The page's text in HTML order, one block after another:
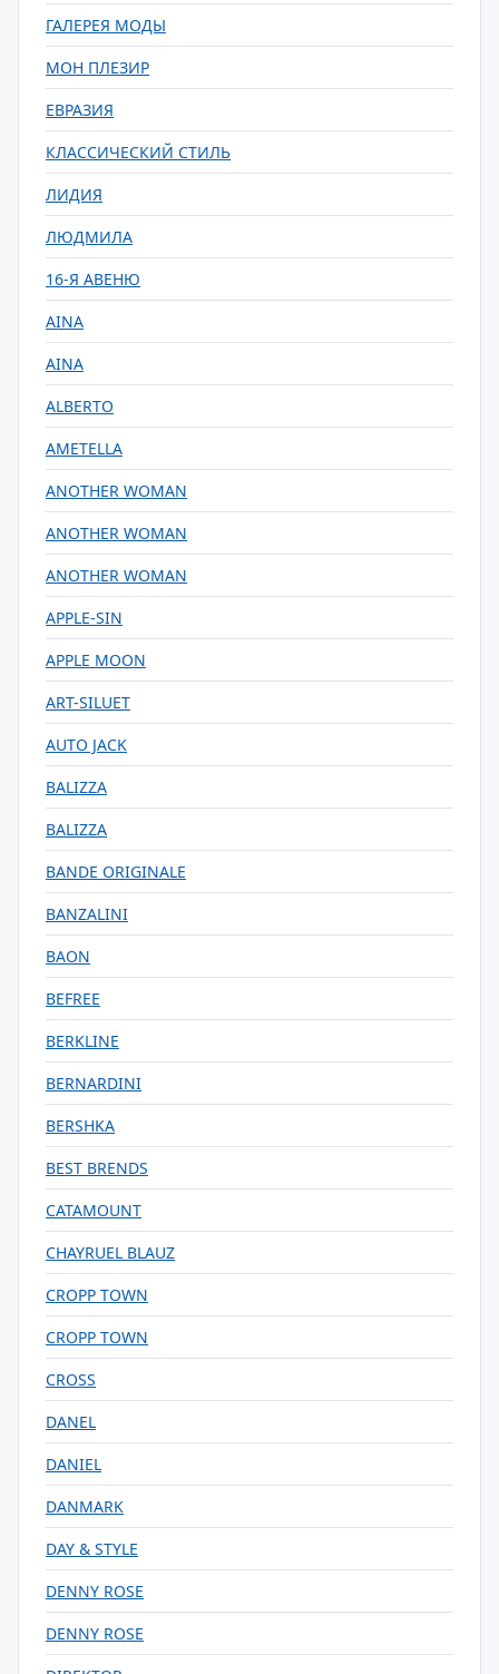
ГАЛЕРЕЯ МОДЫ
МОН ПЛЕЗИР
ЕВРАЗИЯ
КЛАССИЧЕСКИЙ СТИЛЬ
ЛИДИЯ
ЛЮДМИЛА
16-Я АВЕНЮ
AINA
AINA
ALBERTO
AMETELLA
ANOTHER WOMAN
ANOTHER WOMAN
ANOTHER WOMAN
APPLE-SIN
APPLE MOON
ART-SILUET
AUTO JACK
BALIZZA
BALIZZA
BANDE ORIGINALE
BANZALINI
BAON
BEFREE
BERKLINE
BERNARDINI
BERSHKA
BEST BRENDS
CATAMOUNT
CHAYRUEL BLAUZ
CROPP TOWN
CROPP TOWN
CROSS
DANEL
DANIEL
DANMARK
DAY & STYLE
DENNY ROSE
DENNY ROSE